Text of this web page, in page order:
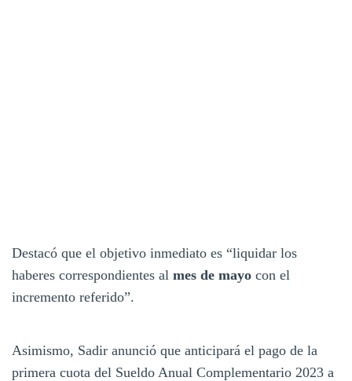
Destacó que el objetivo inmediato es “liquidar los
haberes correspondientes al mes de mayo con el
incremento referido”.
Asimismo, Sadir anunció que anticipará el pago de la
primera cuota del Sueldo Anual Complementario 2023 a